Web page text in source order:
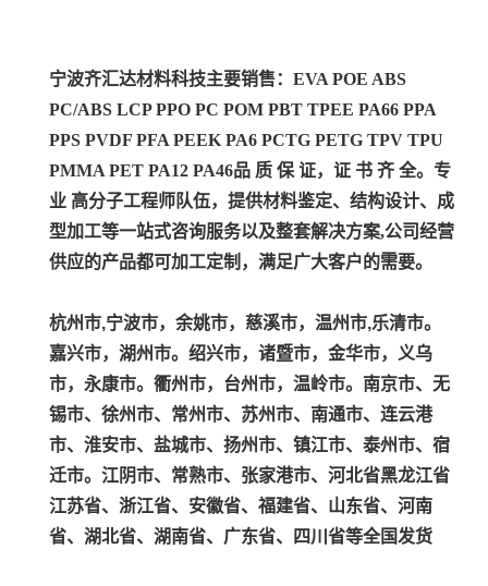
宁波齐汇达材料科技主要销售：EVA POE ABS
PC/ABS LCP PPO PC POM PBT TPEE PA66 PPA
PPS PVDF PFA PEEK PA6 PCTG PETG TPV TPU
PMMA PET PA12 PA46品 质 保 证，证 书 齐 全。专
业 高分子工程师队伍，提供材料鉴定、结构设计、成
型加工等一站式咨询服务以及整套解决方案,公司经营
供应的产品都可加工定制，满足广大客户的需要。
杭州市,宁波市，余姚市，慈溪市，温州市,乐清市。
嘉兴市，湖州市。绍兴市，诸暨市，金华市，义乌
市，永康市。衢州市，台州市，温岭市。南京市、无
锡市、徐州市、常州市、苏州市、南通市、连云港
市、淮安市、盐城市、扬州市、镇江市、泰州市、宿
迁市。江阴市、常熟市、张家港市、河北省黑龙江省
江苏省、浙江省、安徽省、福建省、山东省、河南
省、湖北省、湖南省、广东省、四川省等全国发货